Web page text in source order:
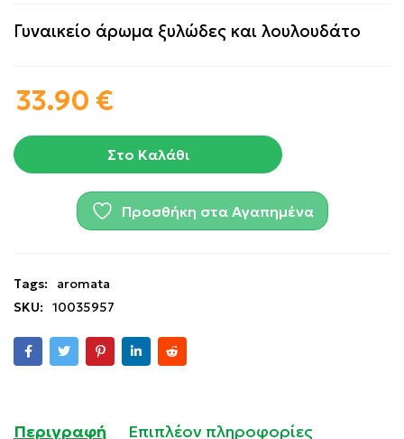
Γυναικείο άρωμα ξυλώδες και λουλουδάτο
33.90 €
Στο Καλάθι
Προσθήκη στα Αγαπημένα
Tags:
aromata
SKU:
10035957
Περιγραφή
Επιπλέον πληροφορίες